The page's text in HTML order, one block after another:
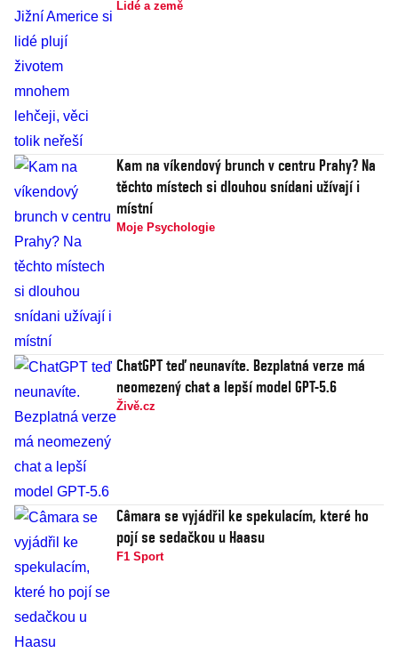
Lidé a země
Kam na víkendový brunch v centru Prahy? Na
těchto místech si dlouhou snídani užívají i
místní
Moje Psychologie
ChatGPT teď neunavíte. Bezplatná verze má
neomezený chat a lepší model GPT-5.6
Živě.cz
Câmara se vyjádřil ke spekulacím, které ho
pojí se sedačkou u Haasu
F1 Sport